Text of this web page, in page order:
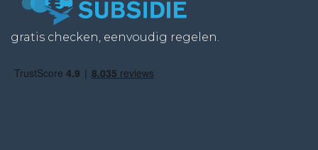
gratis checken, eenvoudig regelen.